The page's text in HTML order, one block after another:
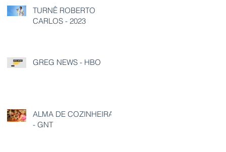
TURNÊ ROBERTO
CARLOS - 2023
GREG NEWS - HBO
ALMA DE COZINHEIRA
- GNT